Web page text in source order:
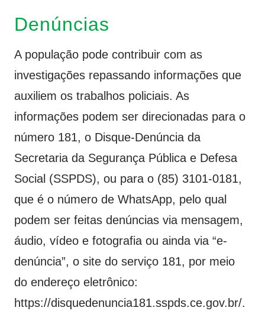
Denúncias
A população pode contribuir com as
investigações repassando informações que
auxiliem os trabalhos policiais. As
informações podem ser direcionadas para o
número 181, o Disque-Denúncia da
Secretaria da Segurança Pública e Defesa
Social (SSPDS), ou para o (85) 3101-0181,
que é o número de WhatsApp, pelo qual
podem ser feitas denúncias via mensagem,
áudio, vídeo e fotografia ou ainda via “e-
denúncia”, o site do serviço 181, por meio
do endereço eletrônico:
https://disquedenuncia181.sspds.ce.gov.br/.